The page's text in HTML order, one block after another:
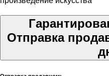
Отправка